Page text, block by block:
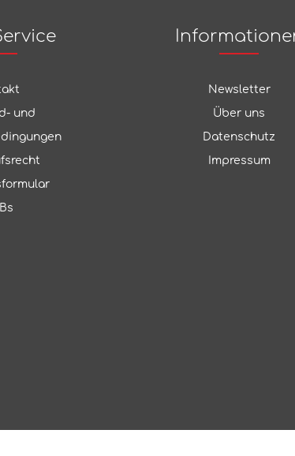
und
Newsletter
Über uns
Datenschutz
Impressum